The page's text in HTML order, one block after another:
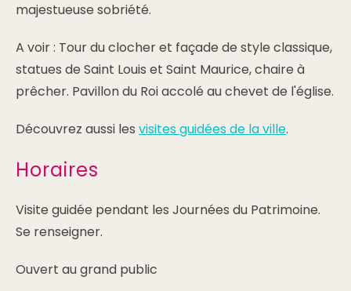
majestueuse sobriété.
A voir : Tour du clocher et façade de style classique,
statues de Saint Louis et Saint Maurice, chaire à
prêcher. Pavillon du Roi accolé au chevet de l'église.
Découvrez aussi les visites guidées de la ville.
Horaires
Visite guidée pendant les Journées du Patrimoine.
Se renseigner.
Ouvert au grand public